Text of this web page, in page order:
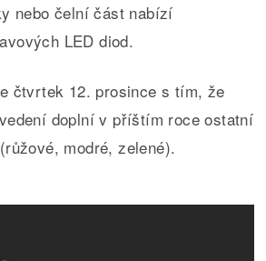
nebo čelní část nabízí
LED diod.
čtvrtek 12. prosince s tím, že
doplní v příštím roce ostatní
modré, zelené).